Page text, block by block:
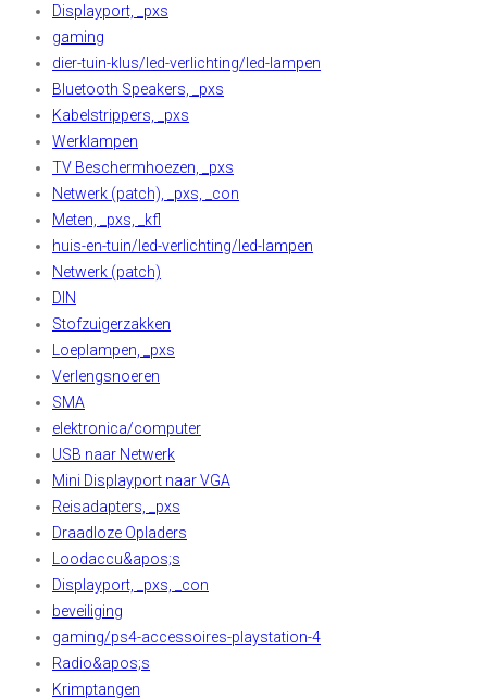
Displayport, _pxs
gaming
dier-tuin-klus/led-verlichting/led-lampen
Bluetooth Speakers, _pxs
Kabelstrippers, _pxs
Werklampen
TV Beschermhoezen, _pxs
Netwerk (patch), _pxs, _con
Meten, _pxs, _kfl
huis-en-tuin/led-verlichting/led-lampen
Netwerk (patch)
DIN
Stofzuigerzakken
Loeplampen, _pxs
Verlengsnoeren
SMA
elektronica/computer
USB naar Netwerk
Mini Displayport naar VGA
Reisadapters, _pxs
Draadloze Opladers
Loodaccu&apos;s
Displayport, _pxs, _con
beveiliging
gaming/ps4-accessoires-playstation-4
Radio&apos;s
Krimptangen